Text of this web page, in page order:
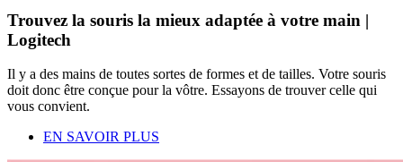
Trouvez la souris la mieux adaptée à votre main |
Logitech
Il y a des mains de toutes sortes de formes et de tailles. Votre souris
doit donc être conçue pour la vôtre. Essayons de trouver celle qui
vous convient.
EN SAVOIR PLUS